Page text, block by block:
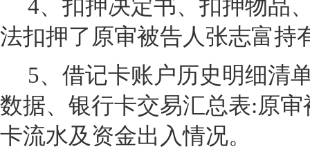
4、扣押决定书、扣押物品
法扣押了原审被告人张志富持
5、借记卡账户历史明细清
数据、银行卡交易汇总表:原
卡流水及资金出入情况。